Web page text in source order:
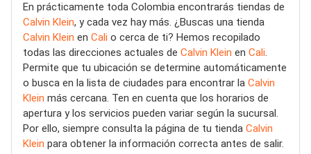
En prácticamente toda Colombia encontrarás tiendas de
Calvin Klein, y cada vez hay más. ¿Buscas una tienda
Calvin Klein en Cali o cerca de ti? Hemos recopilado
todas las direcciones actuales de Calvin Klein en Cali.
Permite que tu ubicación se determine automáticamente
o busca en la lista de ciudades para encontrar la Calvin
Klein más cercana. Ten en cuenta que los horarios de
apertura y los servicios pueden variar según la sucursal.
Por ello, siempre consulta la página de tu tienda Calvin
Klein para obtener la información correcta antes de salir.